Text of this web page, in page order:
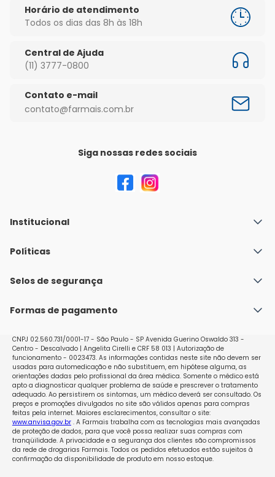
Horário de atendimento
Todos os dias das 8h às 18h
Central de Ajuda
(11) 3777-0800
Contato e-mail
contato@farmais.com.br
Siga nossas redes sociais
Institucional
Quem Somos
Nossas lojas
Políticas
Política de Envio
Políticas de Trocas e Devoluções
Selos de segurança
Formas de pagamento
CNPJ 02.560.731/0001-17 - São Paulo - SP Avenida Guerino Oswaldo 313 -
Centro - Descalvado | Angelita Cirelli e CRF 58 013 | Autorização de
funcionamento - 0023473. As informações contidas neste site não devem ser
usadas para automedicação e não substituem, em hipótese alguma, as
orientações dadas pelo profissional da área médica. Somente o médico está
apto a diagnosticar qualquer problema de saúde e prescrever o tratamento
adequado. Ao persistirem os sintomas, um médico deverá ser consultado. Os
preços e promoções divulgados no site são válidos apenas para compras
feitas pela internet. Maiores esclarecimentos, consultar o site:
www.anvisa.gov.br. A Farmais trabalha com as tecnologias mais avançadas
de proteção de dados, para que você possa realizar suas compras com
tranqüilidade. A privacidade e a segurança dos clientes são compromissos
da rede de drogarias Farmais. Todos os pedidos efetuados estão sujeitos à
confirmação da disponibilidade de produto em nosso estoque.